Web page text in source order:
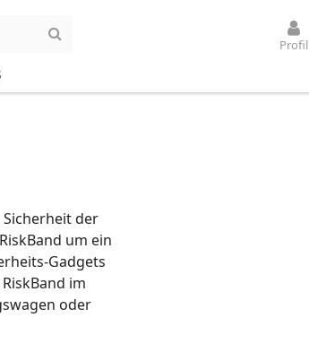
Profil
Sicherheit der
um ein
Gadgets
im
oder